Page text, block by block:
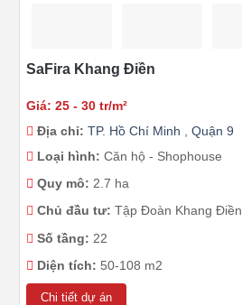
SaFira Khang Điền
Giá: 25 - 30 tr/m²
Địa chỉ: TP. Hồ Chí Minh
Quận 9
Loại hình: Căn hộ - Shophouse
Quy mô: 2.7 ha
Chủ đầu tư: Tập Đoàn Khang Điền
Số tầng: 22
Diện tích: 50-108 m2
Chi tiết dự án